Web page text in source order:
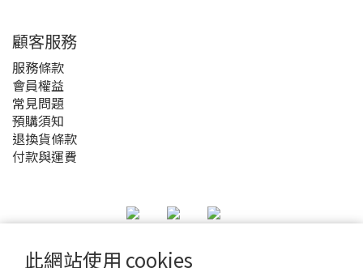
此網站使用 cookies
顧客服務
服務條款
會員權益
常見問題
預購須知
退換貨條款
付款與運費